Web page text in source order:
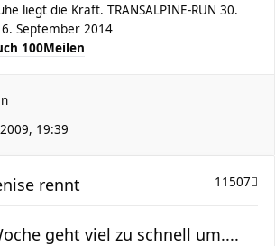
liegt die Kraft. TRANSALPINE-RUN 30.
September 2014
100Meilen
19:39
11507
rennt
geht viel zu schnell um....